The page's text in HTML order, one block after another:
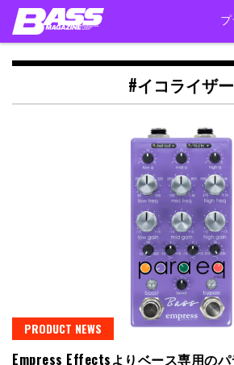
Skip
content
#イコライザー
PRODUCT NEWS
Empress Effectsよりベース専用のパ